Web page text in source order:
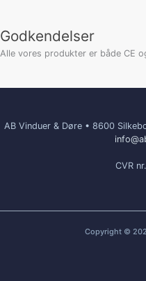
Godkendelser
Alle vores produkter er både CE
AB Vinduer & Døre • 8600
CVR
Copyright ©